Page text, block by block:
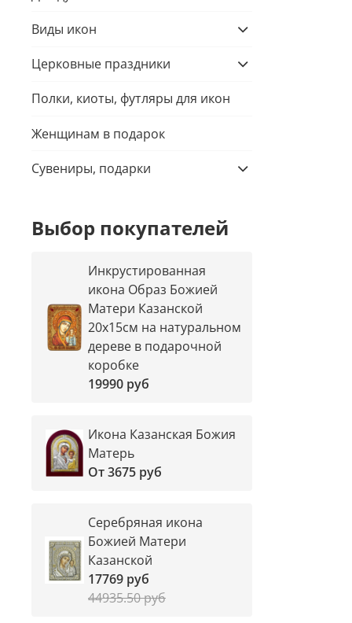
Виды икон
Церковные праздники
Полки, киоты, футляры для икон
Женщинам в подарок
Сувениры, подарки
Выбор покупателей
Инкрустированная
икона Образ Божией
Матери Казанской
20х15см на натуральном
дереве в подарочной
коробке
19990 руб
Икона Казанская Божия
Матерь
От3675 руб
Серебряная икона
Божией Матери
Казанской
17769 руб
44935.50 руб